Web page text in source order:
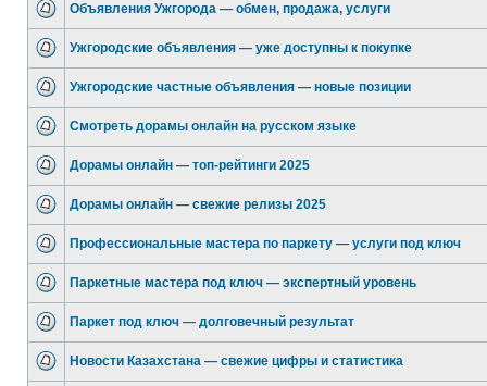
Объявления Ужгорода — обмен, продажа, услуги
Ужгородские объявления — уже доступны к покупке
Ужгородские частные объявления — новые позиции
Смотреть дорамы онлайн на русском языке
Дорамы онлайн — топ-рейтинги 2025
Дорамы онлайн — свежие релизы 2025
Профессиональные мастера по паркету — услуги под ключ
Паркетные мастера под ключ — экспертный уровень
Паркет под ключ — долговечный результат
Новости Казахстана — свежие цифры и статистика